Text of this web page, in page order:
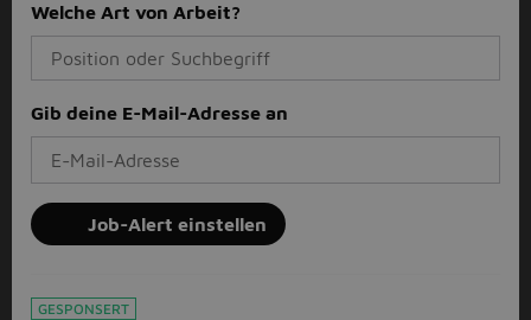
Welche Art von Arbeit?
Gib deine E-Mail-Adresse an
Job-Alert einstellen
GESPONSERT